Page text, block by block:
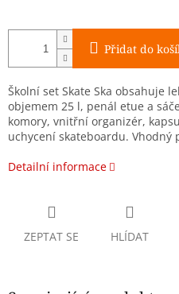
Přidat do
Školní set Skate Ska obsahuje
objemem 25 l, penál etue a
komory, vnitřní organizér,
uchycení skateboardu. Vhodný
Detailní informace
ZEPTAT SE HLÍDAT